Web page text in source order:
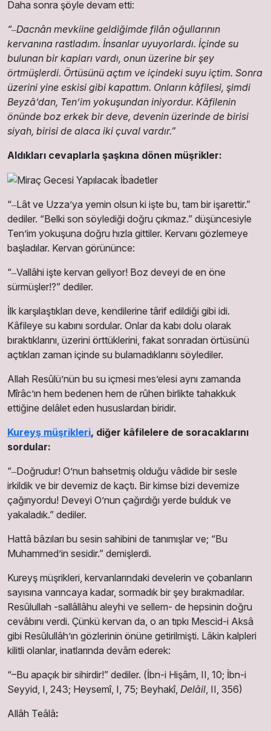
Daha sonra şöyle devam etti:
“‒Dacnân mevkiine geldiğimde filân oğullarının
kervanına rastladım. İnsanlar uyuyorlardı. İçinde su
bulunan bir kapları vardı, onun üzerine bir şey
örtmüşlerdi. Örtüsünü açtım ve içindeki suyu içtim. Sonra
üzerini yine eskisi gibi kapattım. Onların kâfilesi, şimdi
Beyzâʼdan, Tenʼim yokuşundan iniyordur. Kâfilenin
önünde boz erkek bir deve, devenin üzerinde de birisi
siyah, birisi de alaca iki çuval vardır.”
Aldıkları cevaplarla şaşkına dönen müşrikler:
“‒Lât ve Uzzaʼya yemin olsun ki işte bu, tam bir işarettir.”
dediler. “Belki son söylediği doğru çıkmaz.” düşüncesiyle
Tenʼim yokuşuna doğru hızla gittiler. Kervanı gözlemeye
başladılar. Kervan görününce:
“‒Vallâhi işte kervan geliyor! Boz deveyi de en öne
sürmüşler!?” dediler.
İlk karşılaştıkları deve, kendilerine târif edildiği gibi idi.
Kâfileye su kabını sordular. Onlar da kabı dolu olarak
bıraktıklarını, üzerini örttüklerini, fakat sonradan örtüsünü
açtıkları zaman içinde su bulamadıklarını söylediler.
Allah Resûlüʼnün bu su içmesi mesʼelesi aynı zamanda
Mîrâcʼın hem bedenen hem de rûhen birlikte tahakkuk
ettiğine delâlet eden hususlardan biridir.
Kureyş müşrikleri, diğer kâfilelere de soracaklarını
sordular:
“‒Doğrudur! Oʼnun bahsetmiş olduğu vâdide bir sesle
irkildik ve bir devemiz de kaçtı. Bir kimse bizi devemize
çağırıyordu! Deveyi Oʼnun çağırdığı yerde bulduk ve
yakaladık.” dediler.
Hattâ bâzıları bu sesin sahibini de tanımışlar ve; “Bu
Muhammedʼin sesidir.” demişlerdi.
Kureyş müşrikleri, kervanlarındaki develerin ve çobanların
sayısına varıncaya kadar, sormadık bir şey bırakmadılar.
Resûlullah -sallâllâhu aleyhi ve sellem- de hepsinin doğru
cevâbını verdi. Çünkü kervan da, o an tıpkı Mescid-i Aksâ
gibi Resûlullâhʼın gözlerinin önüne getirilmişti. Lâkin kalpleri
kilitli olanlar, inatlarında devâm ederek:
“–Bu apaçık bir sihirdir!” dediler. (İbn-i Hişâm, II, 10; İbn-i
Seyyid, I, 243; Heysemî, I, 75; Beyhakî, Delâil, II, 356)
Allâh Teâlâ: